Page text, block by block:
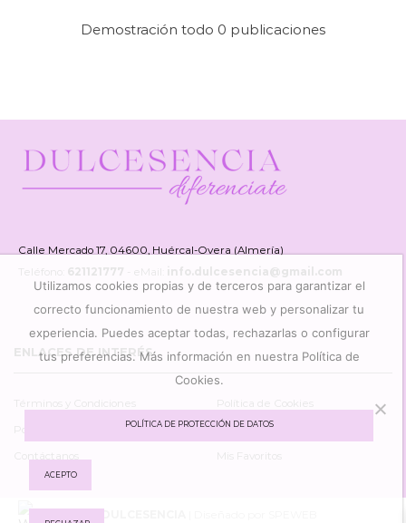
Demostración todo 0 publicaciones
Calle Mercado 17, 04600, Huércal-Overa (Almería)
Teléfono: 621121777 info.dulcesencia@gmail.com
ENLACES DE INTERÉS
Términos y Condiciones
Política Protección de Datos
Contáctanos
Política de Cookies
Mi Cuenta
Mis Favoritos
Utilizamos cookies propias y de terceros para garantizar el
correcto funcionamiento de nuestra web y personalizar tu
experiencia. Puedes aceptar todas, rechazarlas o configurar
tus preferencias. Más información en nuestra Política de
Cookies.
POLÍTICA DE PROTECCIÓN DE DATOS
ACEPTO